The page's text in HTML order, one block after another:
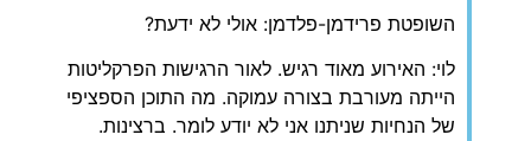
השופטת פרידמן-פלדמן: אולי לא ידעת?
לוי: האירוע מאוד רגיש. לאור הרגישות הפרקליטות
הייתה מעורבת בצורה עמוקה. מה התוכן הספציפי
של הנחיות שניתנו אני לא יודע לומר. ברצינות.